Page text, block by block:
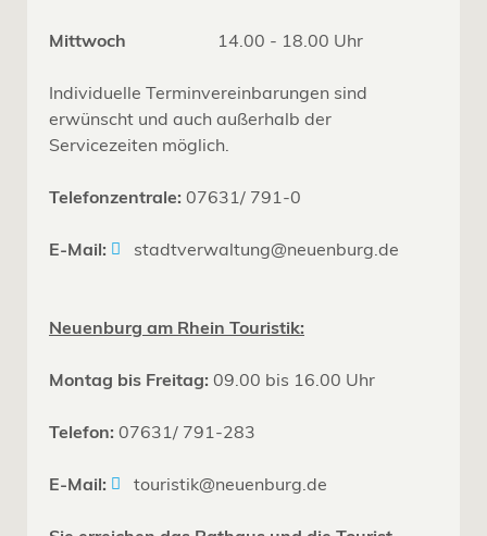
Mittwoch 14.00 - 18.00 Uhr
Individuelle Terminvereinbarungen sind
erwünscht und auch außerhalb der
Servicezeiten möglich.
Telefonzentrale: 07631/ 791-0
E-Mail: stadtverwaltung@neuenburg.de
Neuenburg am Rhein Touristik:
Montag bis Freitag: 09.00 bis 16.00 Uhr
Telefon: 07631/ 791-283
E-Mail: touristik@neuenburg.de